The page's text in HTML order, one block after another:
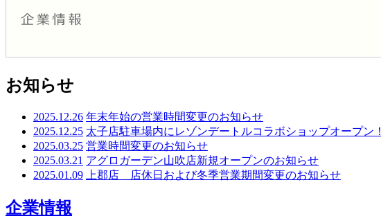
お知らせ
2025.12.26 年末年始の営業時間変更のお知らせ
2025.12.25 太子店駐車場内にレゾンデートルコラボショップオープン！
2025.03.25 営業時間変更のお知らせ
2025.03.21 アグロガーデン山吹店新規オープンのお知らせ
2025.01.09
上郡店 店休日および冬季営業期間変更のお知らせ
企業情報